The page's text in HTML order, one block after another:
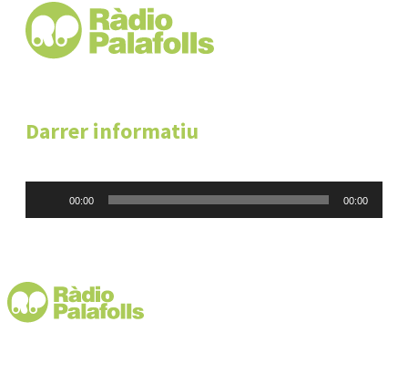
Darrer informatiu
00:00 00:00